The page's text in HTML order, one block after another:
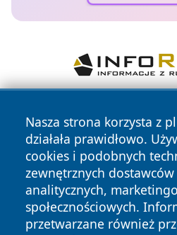
Nasza strona korzysta z
działała prawidłowo.
cookies i podobnych
zewnętrznych dostawców
analitycznych,
społecznościowych.
przetwarzane również
Copyright © 2026 kielceinfo.pl